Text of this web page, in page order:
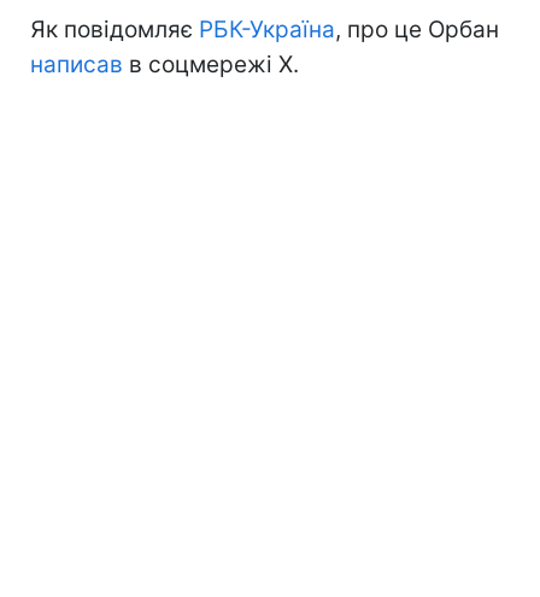
Як повідомляє РБК-Україна, про це Орбан
написав в соцмережі Х.